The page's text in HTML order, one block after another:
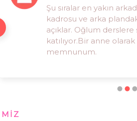
Alanında uzman
veriyor. dilediğim
şekilde online özel
profesyonel hem de
edunette.com :)
Şu sıralar en yakın
kadrosu ve arka
açıklar. Oğlum
katılıyor.Bir anne
memnunum.